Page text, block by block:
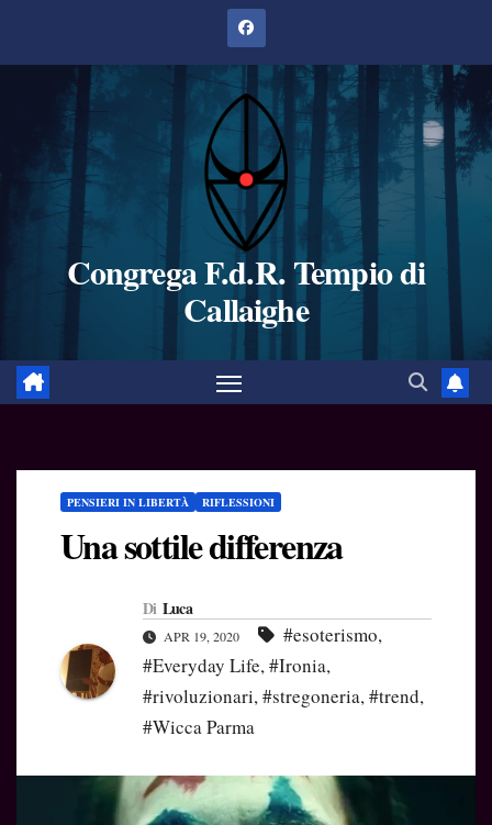
Congrega F.d.R. Tempio di
Callaighe
PENSIERI IN LIBERTÀ RIFLESSIONI
Una sottile differenza
Di Luca
APR 19, 2020 #esoterismo,
#Everyday Life,#Ironia,
#rivoluzionari,#stregoneria,#trend,
#Wicca Parma